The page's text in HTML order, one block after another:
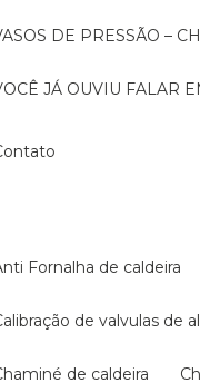
VASOS DE PRESSÃO –
VOCÊ JÁ OUVIU FALAR
Contato
Anti Fornalha de caldeira
Calibração de valvulas de
Chaminé de caldeira